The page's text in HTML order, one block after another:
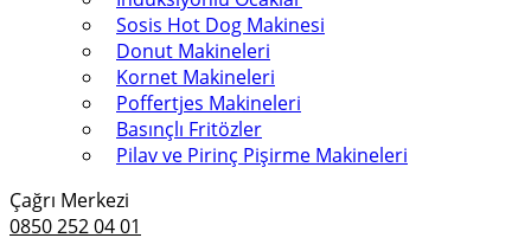
Sosis Hot Dog Makinesi
Donut Makineleri
Kornet Makineleri
Poffertjes Makineleri
Basınçlı Fritözler
Pilav ve Pirinç Pişirme Makineleri
Çağrı Merkezi
0850 252 04 01